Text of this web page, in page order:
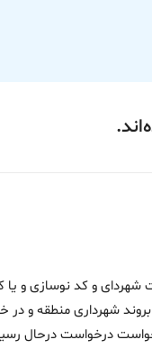
و کد نوسازی و یا
شهرداری منطقه و
درخواست درحال